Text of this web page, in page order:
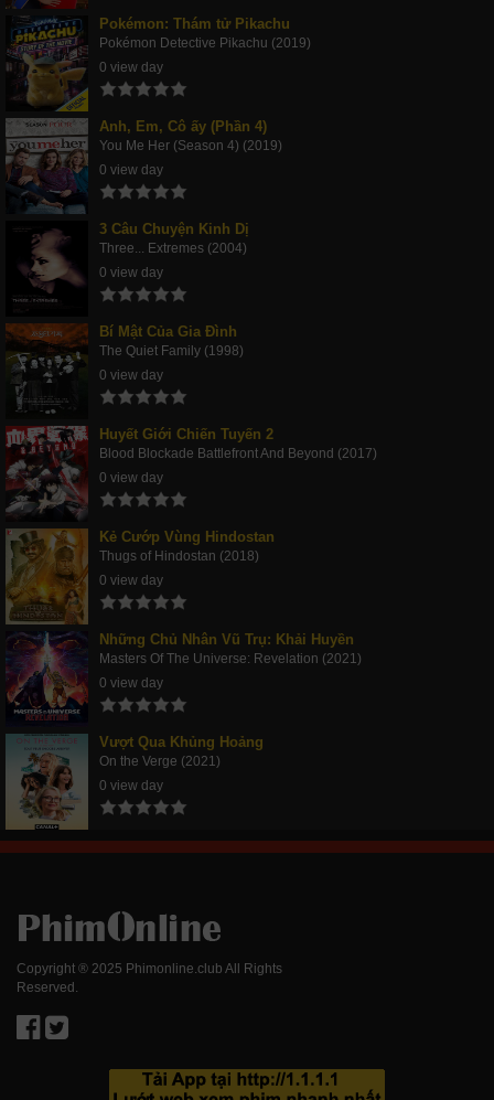
Pokémon: Thám tử Pikachu
Pokémon Detective Pikachu (2019)
0 view day
Anh, Em, Cô ấy (Phần 4)
You Me Her (Season 4) (2019)
0 view day
3 Câu Chuyện Kinh Dị
Three... Extremes (2004)
0 view day
Bí Mật Của Gia Đình
The Quiet Family (1998)
0 view day
Huyết Giới Chiến Tuyến 2
Blood Blockade Battlefront And Beyond (2017)
0 view day
Kẻ Cướp Vùng Hindostan
Thugs of Hindostan (2018)
0 view day
Những Chủ Nhân Vũ Trụ: Khải Huyền
Masters Of The Universe: Revelation (2021)
0 view day
Vượt Qua Khủng Hoảng
On the Verge (2021)
0 view day
Copyright ® 2025 Phimonline.club All Rights
Reserved.